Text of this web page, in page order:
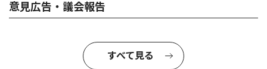
意見広告・議会報告
すべて見る